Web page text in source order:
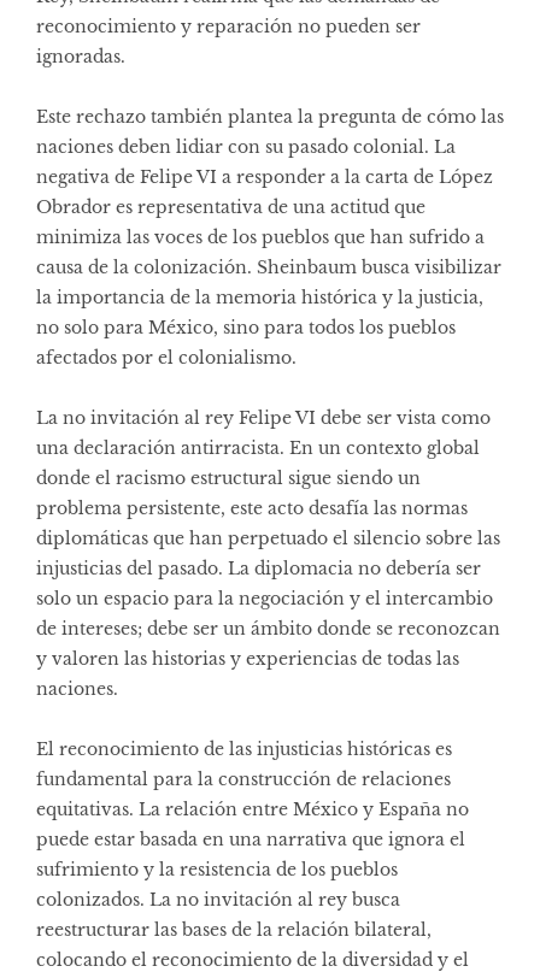
reconocimiento y reparación no pueden ser
ignoradas.
Este rechazo también plantea la pregunta de cómo las
naciones deben lidiar con su pasado colonial. La
negativa de Felipe VI a responder a la carta de López
Obrador es representativa de una actitud que
minimiza las voces de los pueblos que han sufrido a
causa de la colonización. Sheinbaum busca visibilizar
la importancia de la memoria histórica y la justicia,
no solo para México, sino para todos los pueblos
afectados por el colonialismo.
La no invitación al rey Felipe VI debe ser vista como
una declaración antirracista. En un contexto global
donde el racismo estructural sigue siendo un
problema persistente, este acto desafía las normas
diplomáticas que han perpetuado el silencio sobre las
injusticias del pasado. La diplomacia no debería ser
solo un espacio para la negociación y el intercambio
de intereses; debe ser un ámbito donde se reconozcan
y valoren las historias y experiencias de todas las
naciones.
El reconocimiento de las injusticias históricas es
fundamental para la construcción de relaciones
equitativas. La relación entre México y España no
puede estar basada en una narrativa que ignora el
sufrimiento y la resistencia de los pueblos
colonizados. La no invitación al rey busca
reestructurar las bases de la relación bilateral,
colocando el reconocimiento de la diversidad y el